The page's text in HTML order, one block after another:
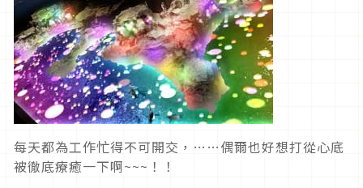
每天都為工作忙得不可開交，……偶爾也好想打從心底
被徹底療癒一下啊~~~！！